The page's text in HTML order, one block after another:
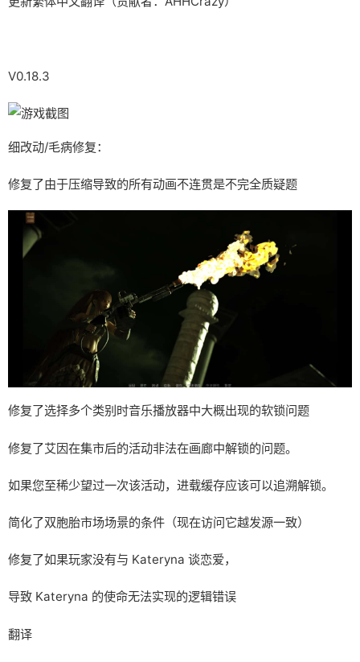
V0.18.3
细改动/毛病修复：
修复了由于压缩导致的所有动画不连贯是不完全质疑题
修复了选择多个类别时音乐播放器中大概出现的软锁问题
修复了艾因在集市后的活动非法在画廊中解锁的问题。
如果您至稀少望过一次该活动，进载缓存应该可以追溯解锁。
简化了双胞胎市场场景的条件（现在访问它越发源一致）
修复了如果玩家没有与 Kateryna 谈恋爱，
导致 Kateryna 的使命无法实现的逻辑错误
翻译